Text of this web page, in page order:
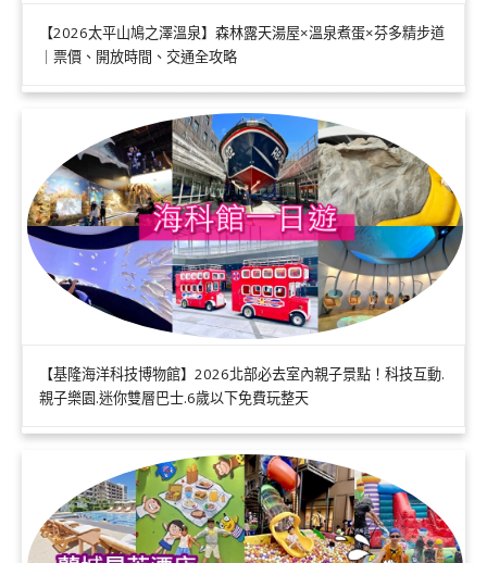
【2026太平山鳩之澤溫泉】森林露天湯屋×溫泉煮蛋×芬多精步道
｜票價、開放時間、交通全攻略
【基隆海洋科技博物館】2026北部必去室內親子景點！科技互動.
親子樂園.迷你雙層巴士.6歲以下免費玩整天